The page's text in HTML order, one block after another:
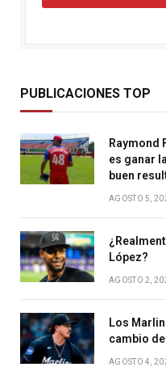
PUBLICACIONES TOP
Raymond
es ganar
buen
AGOSTO 5,
López?
AGOSTO 2,
Los
cambio
AGOSTO 4,